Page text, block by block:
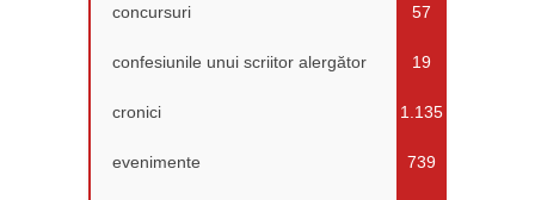
concursuri 57
confesiunile unui scriitor alergător 19
cronici 1.135
evenimente 739